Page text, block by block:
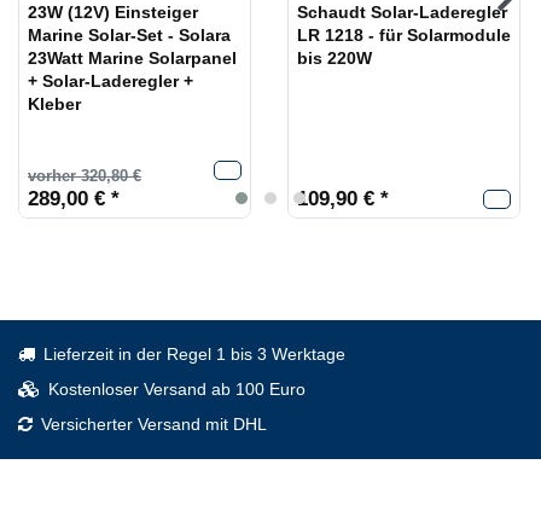
23W (12V) Einsteiger
Marine Solar-Set - Solara
23Watt Marine Solarpanel
+ Solar-Laderegler +
Kleber
vorher 320,80 €
289,00 € *
Schaudt Solar-Laderegler
LR 1218 - für Solarmodule
bis 220W
109,90 € *
Lieferzeit in der Regel 1 bis 3 Werktage
Kostenloser Versand ab 100 Euro
Versicherter Versand mit DHL